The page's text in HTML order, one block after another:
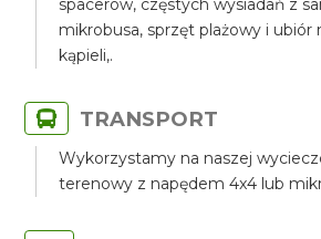
spacerów, częstych wysiadań z
mikrobusa, sprzęt plażowy i ubiór
kąpieli,.
TRANSPORT
Wykorzystamy na naszej
terenowy z napędem 4x4 lub